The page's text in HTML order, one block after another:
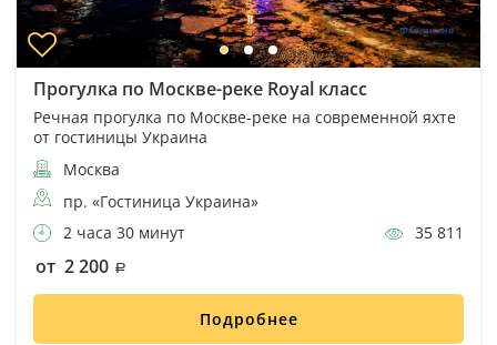
Прогулка по Москве-реке Royal класс
Речная прогулка по Москве-реке на современной яхте
от гостиницы Украина
Москва
пр. «Гостиница Украина»
2 часа 30 минут
35 811
от 2 200
Подробнее